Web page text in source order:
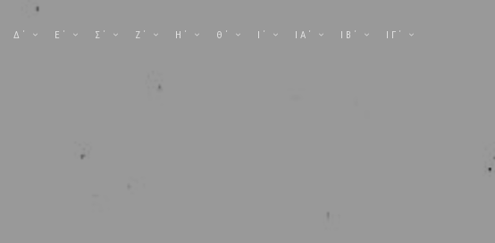
Δ΄ Ε΄ Σ΄ Ζ΄ Η΄ Θ΄ Ι΄ ΙΑ΄ ΙΒ΄ ΙΓ΄